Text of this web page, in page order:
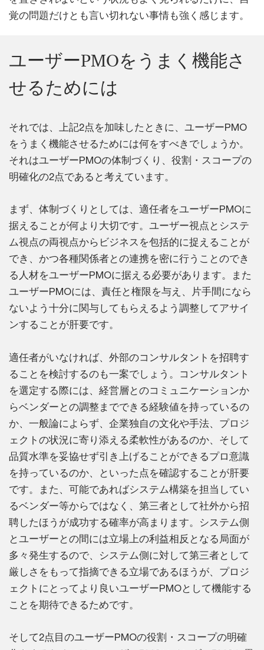
覚の問題だけとも言い切れない事情も強く感じます。
ユーザーPMOをうまく機能さ
せるためには
それでは、上記2点を加味したときに、ユーザーPMO
をうまく機能させるためには何をすべきでしょうか。
それはユーザーPMOの体制づくり、役割・スコープの
明確化の2点であると考えています。
まず、体制づくりとしては、適任者をユーザーPMOに
据えることが何より大切です。ユーザー視点とシステ
ム視点の両視点からビジネスを包括的に捉えることが
でき、かつ各種関係者との連携を密に行うことのでき
る人材をユーザーPMOに据える必要があります。また
ユーザーPMOには、責任と権限を与え、片手間になら
ないよう十分に関与してもらえるよう調整してアサイ
ンすることが肝要です。
適任者がいなければ、外部のコンサルタントを招聘す
ることを検討するのも一案でしょう。コンサルタント
を選定する際には、経営層とのコミュニケーションか
らベンダーとの調整までできる経験値を持っているの
か、一般論によらず、企業独自の文化や手法、プロジ
ェクトの状況に寄り添える柔軟性があるのか、そして
品質水準を妥協せず引き上げることができるプロ意識
を持っているのか、といった点を確認することが肝要
です。また、可能であればシステム構築を担当してい
るベンダー等からではなく、第三者として社外から招
聘したほうが成功する確率が高まります。システム側
とユーザーとの間には立場上の利益相反となる局面が
多々発生するので、システム側に対して第三者として
厳しさをもって指摘できる立場であるほうが、プロジ
ェクトにとってより良いユーザーPMOとして機能する
ことを期待できるためです。
そして2点目のユーザーPMOの役割・スコープの明確